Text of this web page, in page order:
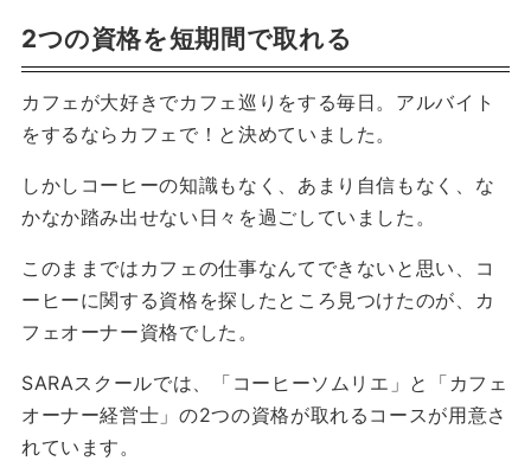
2つの資格を短期間で取れる
カフェが大好きでカフェ巡りをする毎日。アルバイト
をするならカフェで！と決めていました。
しかしコーヒーの知識もなく、あまり自信もなく、な
かなか踏み出せない日々を過ごしていました。
このままではカフェの仕事なんてできないと思い、コ
ーヒーに関する資格を探したところ見つけたのが、カ
フェオーナー資格でした。
SARAスクールでは、「コーヒーソムリエ」と「カフェ
オーナー経営士」の2つの資格が取れるコースが用意さ
れています。